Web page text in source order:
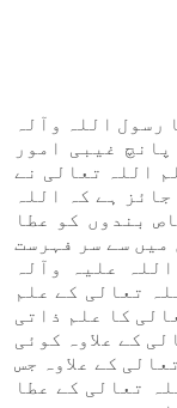
رسول اللہ وآلہ
غیبی امور
اللہ تعالی نے
ہے کہ اللہ
بندوں کو عطا
میں سے سر فہرست
علیہ وآلہ
تعالی کے علم
کا علم ذاتی
کے علاوہ کوئی
کے علاوہ جس
تعالی کے عطا